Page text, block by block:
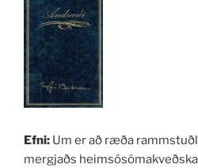
Efni: Um er að ræða
mergjaðs